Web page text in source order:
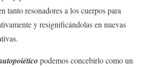
tanto resonadores a los cuerpos para
y resignificándolas en nuevas
podemos concebirlo como un